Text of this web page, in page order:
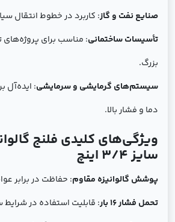
صنایع نفت و گاز: کاربرد در خطوط انتقال
تأسیسات ساختمانی: مناسب برای
بزرگ.
سیستم‌های گرمایشی و سرمایشی: ایده‌آل
دما و فشار بالا.
سایز 3/4 اینچ
پوشش گالوانیزه مقاوم: حفاظت در برابر
تحمل فشار 16 بار
: قابلیت استفاده در